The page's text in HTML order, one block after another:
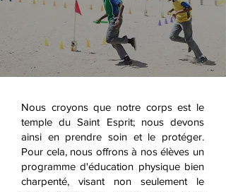
Nous croyons que notre corps est le
temple du Saint Esprit; nous devons
ainsi en prendre soin et le protéger.
Pour cela, nous offrons à nos élèves un
programme d'éducation physique bien
charpenté, visant non seulement le